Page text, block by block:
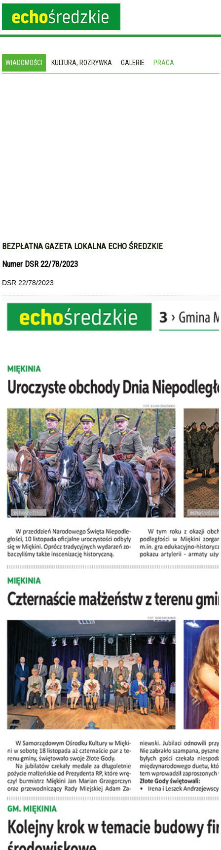
WIADOMOŚCI KULTURA, ROZRYWKA GALERIE PRACA
BEZPŁATNA GAZETA LOKALNA ECHO ŚREDZKIE
Numer DSR 22/78/2023
DSR 22/78/2023